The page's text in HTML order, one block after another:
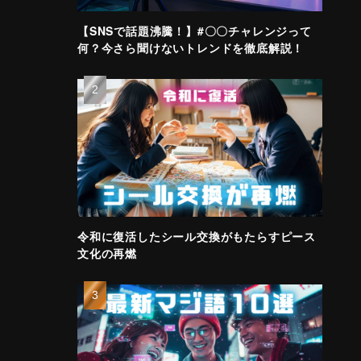
【SNSで話題沸騰！】#〇〇チャレンジって
何？今さら聞けないトレンドを徹底解説！
令和に復活したシール交換がもたらすピース
文化の再燃